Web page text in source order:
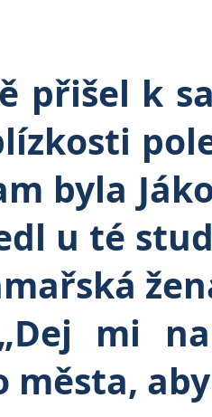
přišel k
byla
u té
mi
města,